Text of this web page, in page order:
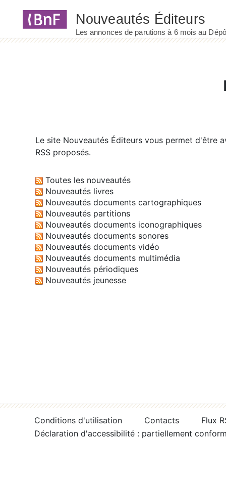
Le site Nouveautés Éditeurs vous permet d'être
RSS proposés.
Toutes les nouveautés
Nouveautés livres
Nouveautés documents cartographiques
Nouveautés partitions
Nouveautés documents iconographiques
Nouveautés documents sonores
Nouveautés documents vidéo
Nouveautés documents multimédia
Nouveautés périodiques
Nouveautés jeunesse
Conditions d'utilisation Contacts
Flux
Déclaration d'accessibilité : partiellement